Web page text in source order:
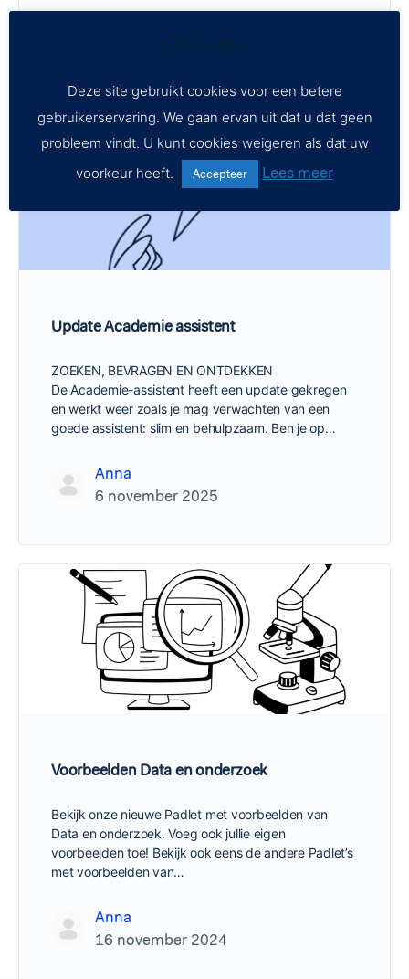
17 november 2025
Update Academie assistent
ZOEKEN, BEVRAGEN EN ONTDEKKEN
De Academie-assistent heeft een update gekregen
en werkt weer zoals je mag verwachten van een
goede assistent: slim en behulpzaam. Ben je op…
Anna
6 november 2025
Voorbeelden Data en onderzoek
Bekijk onze nieuwe Padlet met voorbeelden van
Data en onderzoek. Voeg ook jullie eigen
voorbeelden toe! Bekijk ook eens de andere Padlet’s
met voorbeelden van…
Anna
16 november 2024
Cookies
Deze site gebruikt cookies voor een betere
gebruikerservaring. We gaan ervan uit dat u dat geen
probleem vindt. U kunt cookies weigeren als dat uw
voorkeur heeft.
Accepteer Lees meer